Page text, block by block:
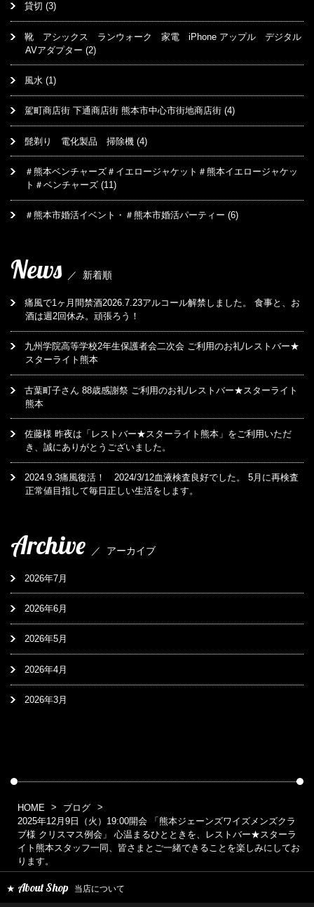
貸切 (3)
靴 アシックス ランウォーク 家電 iPhone アップル デジタル
AVアダプター (2)
風水 (1)
駕町商店街 下通商店街 熊本市中心市街地商店街 (4)
髭剃り 電化製品 掃除機 (4)
＃熊本ベンチャーズ＃イエロージャケット＃熊本イエロージャケッ
ト＃ベンチャーズ (11)
＃熊本市婚活イベント・＃熊本市婚活パーティー (6)
News ／ 新着順
痛風で1ヶ月間禁酒2026.7.23アルコール解禁しました。 食事と、お
酒は週2回休み。頑張ろう！
九州学院高等学校2年生保護者会二次会 ご利用のお礼/レストバー★
スターライト熊本
古葉町子さん 88歳感謝祭 ご利用のお礼/レストバー★スターライト
熊本
佐藤様 昨夜は「レストバー★スターライト熊本」をご利用いただ
き、誠にありがとうございました。
2024.9.3痛風復活！ 2024/3/12血液検査良好でした。 5月に再検査
正常値目指して毎日正しい生活をします。
Archive ／ アーカイブ
2026年7月
2026年6月
2026年5月
2026年4月
2026年3月
HOME
ブログ
2025年12月9日（火）19:00開会 「熊本ジェーンズワイズメンズクラ
ブ様 クリスマス例会」 心温まるひとときを、レストバー★スターラ
イト熊本スタッフ一同、皆さまとご一緒できることを楽しみにしてお
ります。
★ About Shop 当店について